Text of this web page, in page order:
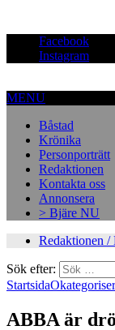
Facebook
Instagram
MENU
Båstad
Krönika
Personporträtt
Redaktionen
Kontakta oss
Annonsera
> Bjäre NU
Redaktionen /
Sök efter:
Startsida
ABBA är